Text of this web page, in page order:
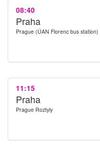
08:40
Praha
Prague (ÚAN Florenc bus station)
11:15
Praha
Prague Roztyly